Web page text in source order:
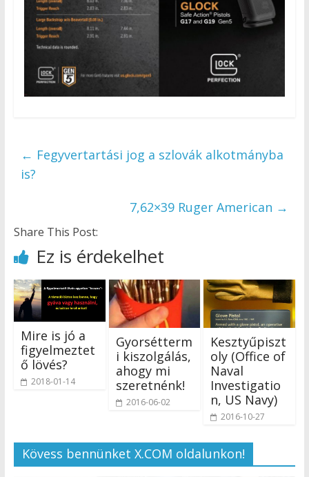
← Fegyvertartási jog a szlovák alkotmányba
is?
7,62×39 Ruger American →
Share This Post:
Ez is érdekelhet
Mire is jó a
figyelmeztet
ő lövés?
2018-01-14
Gyorsétterm
i kiszolgálás,
ahogy mi
szeretnénk!
2016-06-02
Kesztyűpiszt
oly (Office of
Naval
Investigatio
n, US Navy)
2016-10-27
Kövess bennünket X.COM oldalunkon!